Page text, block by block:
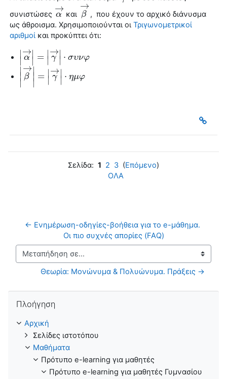
συνιστώσες α
→
α→ και β
→
β→, που έχουν το αρχικό διάνυσμα
ως άθροισμα. Χρησιμοποιούνται οι Τριγωνομετρικοί
αριθμοί και προκύπτει ότι:
∣
∣ α
→∣
∣ = ∣
∣ γ
→∣
∣ ⋅ συνφ
| α→ =|γ →| σ υνφ
∣
∣
∣ β
→∣
∣
∣ = ∣
∣ γ
→∣
∣ ⋅ ημφ
| β→| =|γ →|⋅ η μ φ
Σελίδα: 1 2 3 (Επόμενο)
ΟΛΑ
← Ενημέρωση-οδηγίες-βοήθεια για το e-μάθημα.
Οι πιο συχνές απορίες (FAQ)
Μεταπήδηση σε...
Θεωρία: Μονώνυμα & Πολυώνυμα. Πράξεις →
Πλοήγηση
Αρχική
Σελίδες ιστοτόπου
Μαθήματα
Πρότυπο e-learning για μαθητές
Πρότυπο e-learning για μαθητές Γυμνασίου